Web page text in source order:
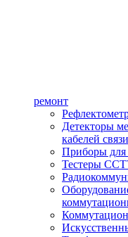
ремонт
Детекторы
кабелей связи
Приборы для
Тестеры